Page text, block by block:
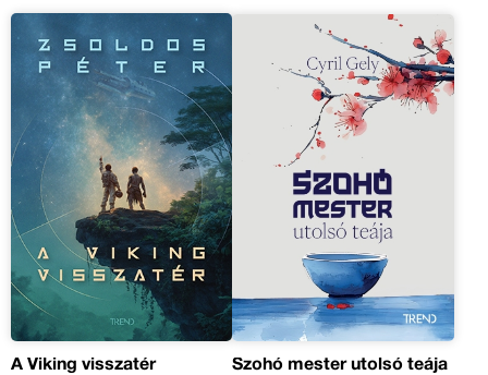
A Viking visszatér Szohó mester utolsó teája